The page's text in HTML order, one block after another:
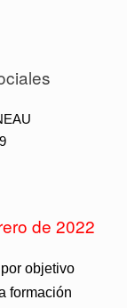
de 2022
objetivo
formación